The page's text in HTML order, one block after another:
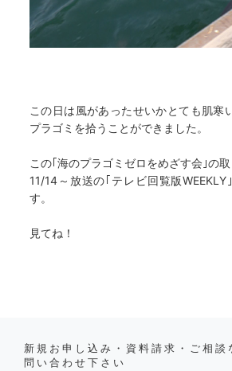
この日は風があったせいかとても肌寒
プラゴミを拾うことができました。
この｢海のプラゴミゼロをめざす会｣の
11/14～放送の｢テレビ回覧版WEEKLY
す。
見てね！
新規お申し込み・資料請求・ご相談
問い合わせ下さい